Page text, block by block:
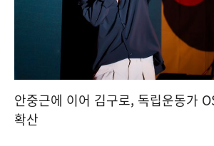
안중근에 이어 김구로, 독립운동가
확산